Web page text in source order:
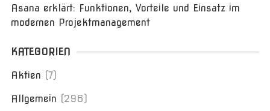
Asana erklärt: Funktionen, Vorteile und Einsatz im
modernen Projektmanagement
KATEGORIEN
Aktien (7)
Allgemein (296)